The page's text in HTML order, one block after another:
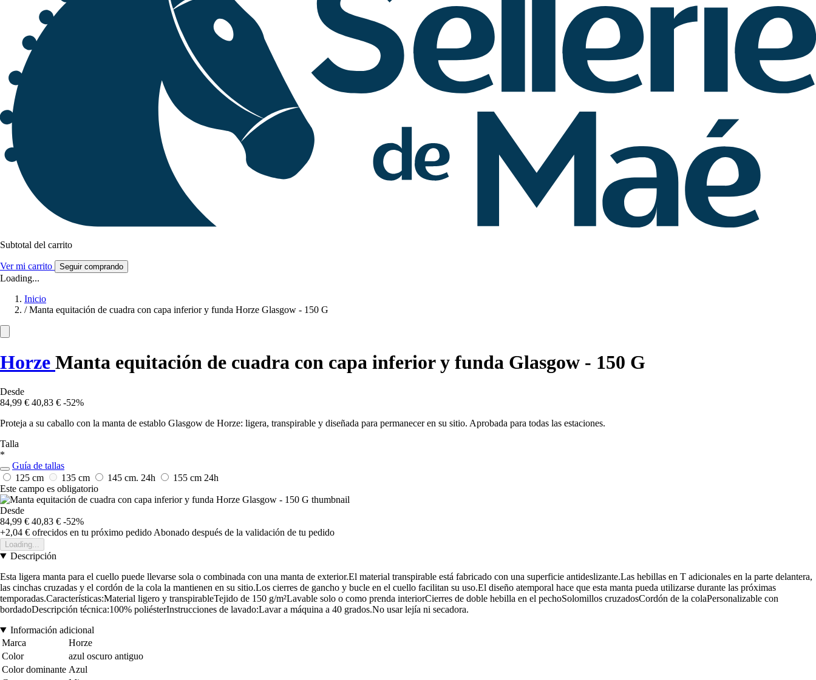
Subtotal del carrito
Ver mi carrito Seguir comprando
Loading...
Inicio
/ Manta equitación de cuadra con capa inferior y funda Horze Glasgow - 150 G
Horze Manta equitación de cuadra con capa inferior y funda Glasgow - 150 G
Desde
84,99 € 40,83 € -52%
Proteja a su caballo con la manta de establo Glasgow de Horze: ligera, transpirable y diseñada para permanecer en su sitio. Aprobada para todas las estaciones.
Talla
*
Guía de tallas
125 cm
135 cm 145 cm. 24h 155 cm 24h
Este campo es obligatorio
Desde
84,99 € 40,83 € -52%
+2,04 € ofrecidos en tu próximo pedido Abonado después de la validación de tu pedido
Loading...
Descripción
Esta ligera manta para el cuello puede llevarse sola o combinada con una manta de exterior.El material transpirable está fabricado con una superficie antideslizante.Las hebillas en T adicionales en la parte delantera,
las cinchas cruzadas y el cordón de la cola la mantienen en su sitio.Los cierres de gancho y bucle en el cuello facilitan su uso.El diseño atemporal hace que esta manta pueda utilizarse durante las próximas
temporadas.Características:Material ligero y transpirableTejido de 150 g/m²Lavable solo o como prenda interiorCierres de doble hebilla en el pechoSolomillos cruzadosCordón de la colaPersonalizable con
bordadoDescripción técnica:100% poliésterInstrucciones de lavado:Lavar a máquina a 40 grados.No usar lejía ni secadora.
Información adicional
Marca
Horze
Color
azul oscuro antiguo
Color dominante Azul